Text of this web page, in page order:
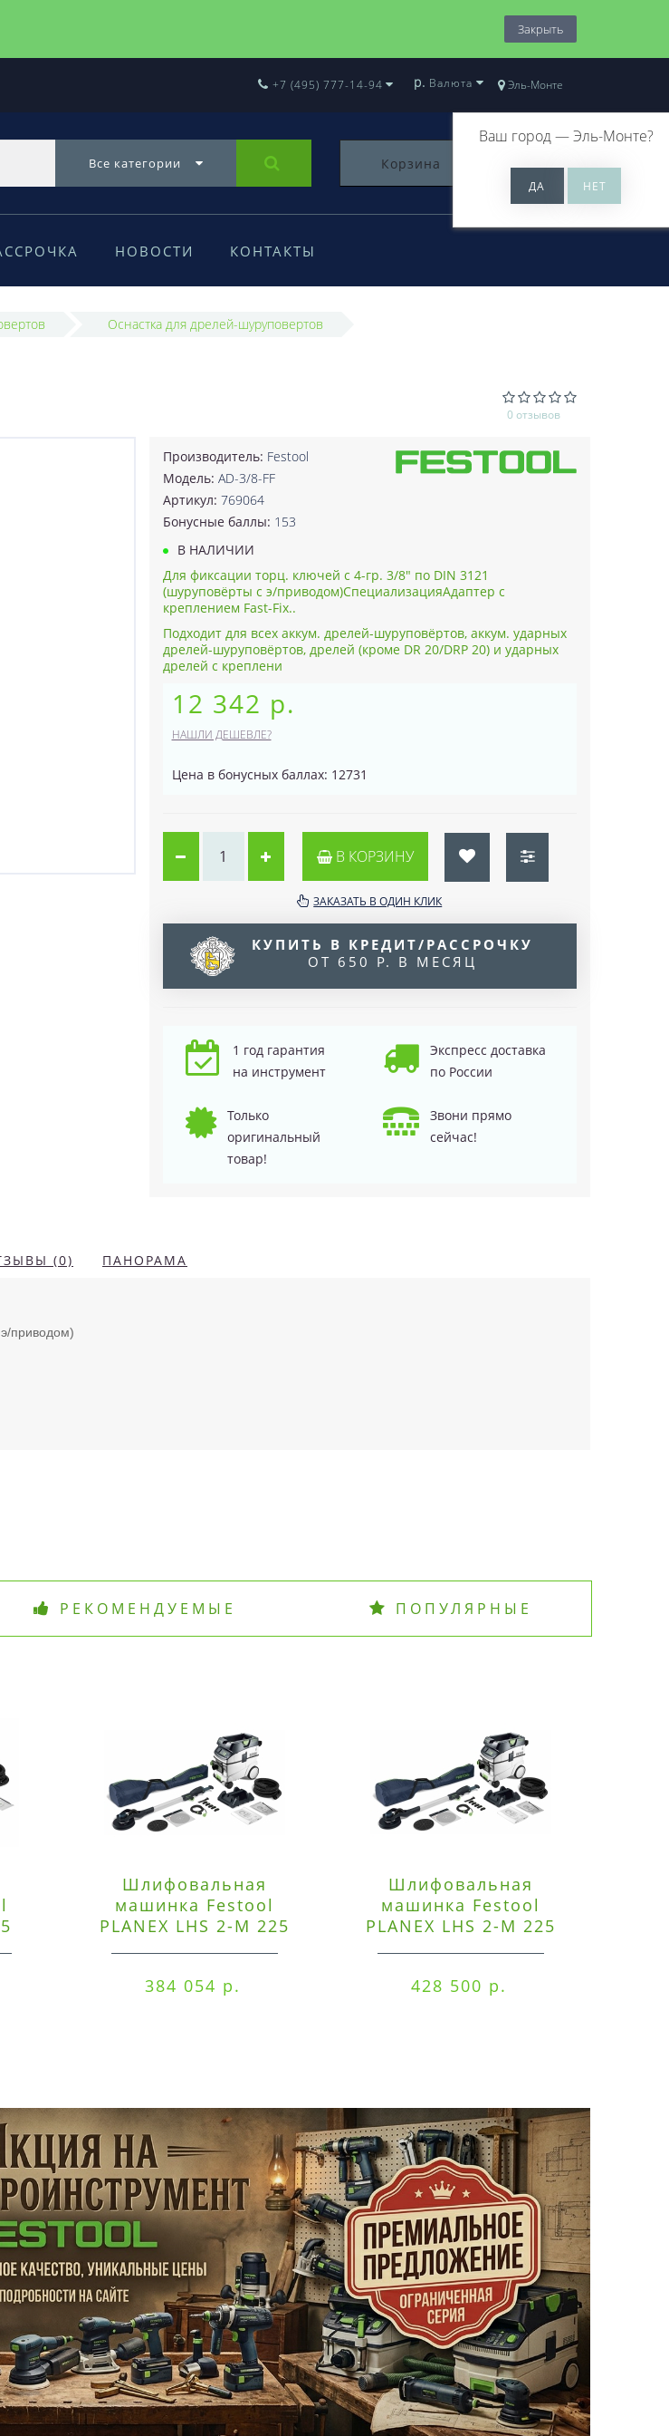
Закрыть
Эль-Монте
Ваш город —Эль-Монте?
+7 (495) 777-14-94 р. Валюта
Все категории Корзина 0
НОВОСТИ КОНТАКТЫ
Оснастка для дрелей-шуруповертов
0 отзывов
Производитель: Festool
Модель: AD-3/8-FF
Артикул: 769064
Бонусные баллы: 153
В НАЛИЧИИ
Для фиксации торц. ключей с 4-гр. 3/8" по DIN 3121
(шуруповёрты с э/приводом)СпециализацияАдаптер с
креплением Fast-Fix..
Подходит для всех аккум. дрелей-шуруповёртов, аккум. ударных
дрелей-шуруповёртов, дрелей (кроме DR 20/DRP 20) и ударных
дрелей с креплени
12 342 р.
НАШЛИ ДЕШЕВЛЕ?
Цена в бонусных баллах: 12731
В КОРЗИНУ
ЗАКАЗАТЬ В ОДИН КЛИК
КУПИТЬ В КРЕДИТ/РАССРОЧКУ
ОТ 650 Р. В МЕСЯЦ
1 год гарантия
на инструмент
Экспресс доставка
по России
Только
оригинальный
товар!
Звони прямо
сейчас!
(0) ПАНОРАМА
приводом)
РЕКОМЕНДУЕМЫЕ ПОПУЛЯРНЫЕ
Шлифовальная
машинка Festool
PLANEX LHS 2-M 225
384 054 р.
Шлифовальная
машинка Festool
PLANEX LHS 2-M 225
428 500 р.